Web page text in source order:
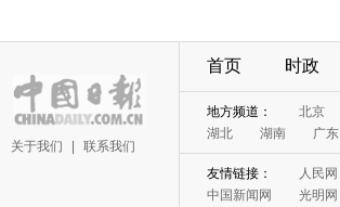
关于我们 联系我们
首页 时政
地方频道： 北京
湖北
湖南 广东
友情链接： 人民网
中国新闻网
光明网